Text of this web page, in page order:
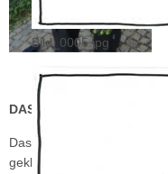
Bild_0005.jpg
DAS ZIFFERBLATT IST
Das stark beschädigte
geklebt und mit einem